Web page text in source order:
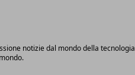
notizie dal mondo della tecnologia